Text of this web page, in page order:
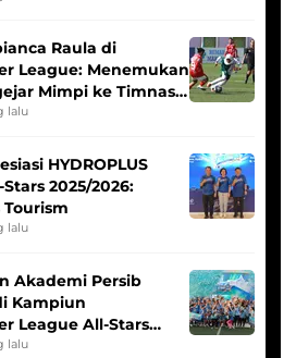
Raula di
League: Menemukan
Mimpi ke Timnas
lalu
HYDROPLUS
2025/2026:
Tourism
lalu
Akademi Persib
Kampiun
League All-Stars
lalu